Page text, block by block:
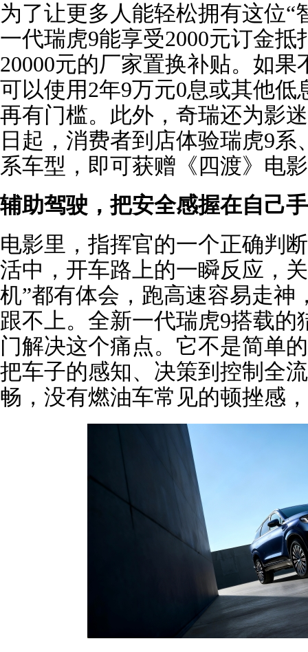
为了让更多人能轻松拥有这位“
一代瑞虎9能享受2000元订金抵
20000元的厂家置换补贴。如
可以使用2年9万元0息或其他低
再有门槛。此外，奇瑞还为影
日起，消费者到店体验瑞虎9
系车型，即可获赠《四渡》电
辅助驾驶，把安全感握在自己
电影里，指挥官的一个正确判
活中，开车路上的一瞬反应，
机”都有体会，跑高速容易走神
跟不上。全新一代瑞虎9搭载的
门解决这个痛点。它不是简单
把车子的感知、决策到控制全
畅，没有燃油车常见的顿挫感